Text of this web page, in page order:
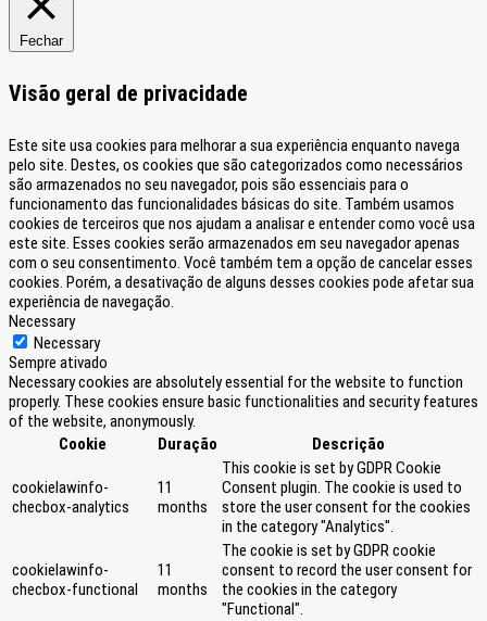
Fechar
Visão geral de privacidade
Este site usa cookies para melhorar a sua experiência enquanto navega
pelo site. Destes, os cookies que são categorizados como necessários
são armazenados no seu navegador, pois são essenciais para o
funcionamento das funcionalidades básicas do site. Também usamos
cookies de terceiros que nos ajudam a analisar e entender como você usa
este site. Esses cookies serão armazenados em seu navegador apenas
com o seu consentimento. Você também tem a opção de cancelar esses
cookies. Porém, a desativação de alguns desses cookies pode afetar sua
experiência de navegação.
Necessary
Necessary
Sempre ativado
Necessary cookies are absolutely essential for the website to function
properly. These cookies ensure basic functionalities and security features
of the website, anonymously.
Cookie
Duração Descrição
cookielawinfo-
checbox-analytics
11
months
This cookie is set by GDPR Cookie
Consent plugin. The cookie is used to
store the user consent for the cookies
in the category "Analytics".
cookielawinfo-
checbox-functional
11
months
The cookie is set by GDPR cookie
consent to record the user consent for
the cookies in the category
"Functional".